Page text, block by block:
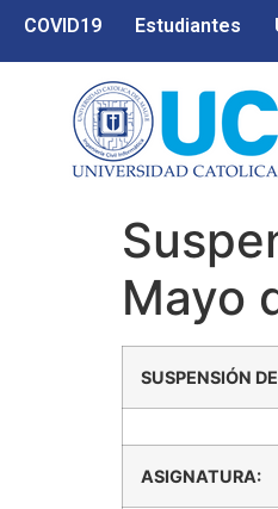
COVID19 Estudiantes
Mayo
SUSPENSIÓN
ASIGNATURA: